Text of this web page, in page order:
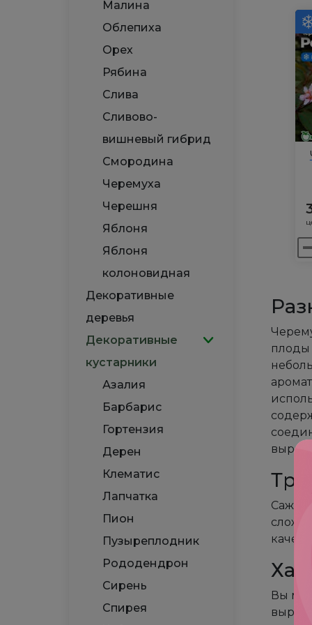
Малина
Облепиха
Орех
Рябина
Слива
Сливово-
вишневый гибрид
Смородина
Черемуха
Черешня
Яблоня
Яблоня
колоновидная
Декоративные
деревья
Декоративные
кустарники
Азалия
Барбарис
Гортензия
Дерен
Клематис
Лапчатка
Пион
Пузыреплодник
Рододендрон
Сирень
Спирея
плоды
Вы